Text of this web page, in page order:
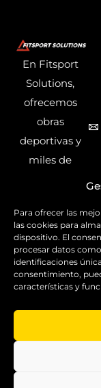
Para ofrecer las
las cookies para
dispositivo. El
procesar datos
identificaciones
consentimiento,
características y
En Fitsport
Solutions,
ofrecemos
obras
deportivas y
miles de
deportivos
para todas las
disciplinas,
garantizando
la calidad y el
servicio.
Copyright ©
Solutions